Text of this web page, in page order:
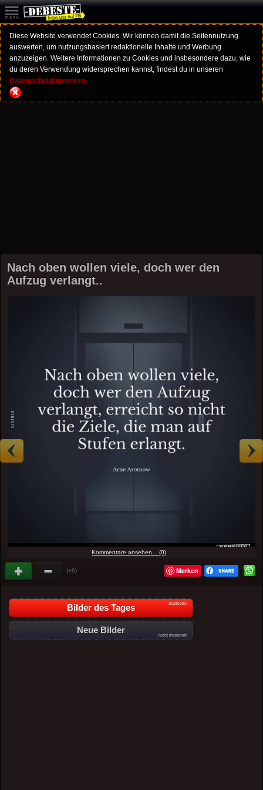
Diese Website verwendet Cookies. Wir können damit die Seitennutzung
auswerten, um nutzungsbasiert redaktionelle Inhalte und Werbung
anzuzeigen. Weitere Informationen zu Cookies und insbesondere dazu, wie
du deren Verwendung widersprechen kannst, findest du in unseren
Datenschutzhinweisen.
Nach oben wollen viele, doch wer den
Aufzug verlangt..
Kommentare ansehen... (0)
(+6) Merken
Bilder des Tages Startseite
Neue Bilder
nicht moderiert